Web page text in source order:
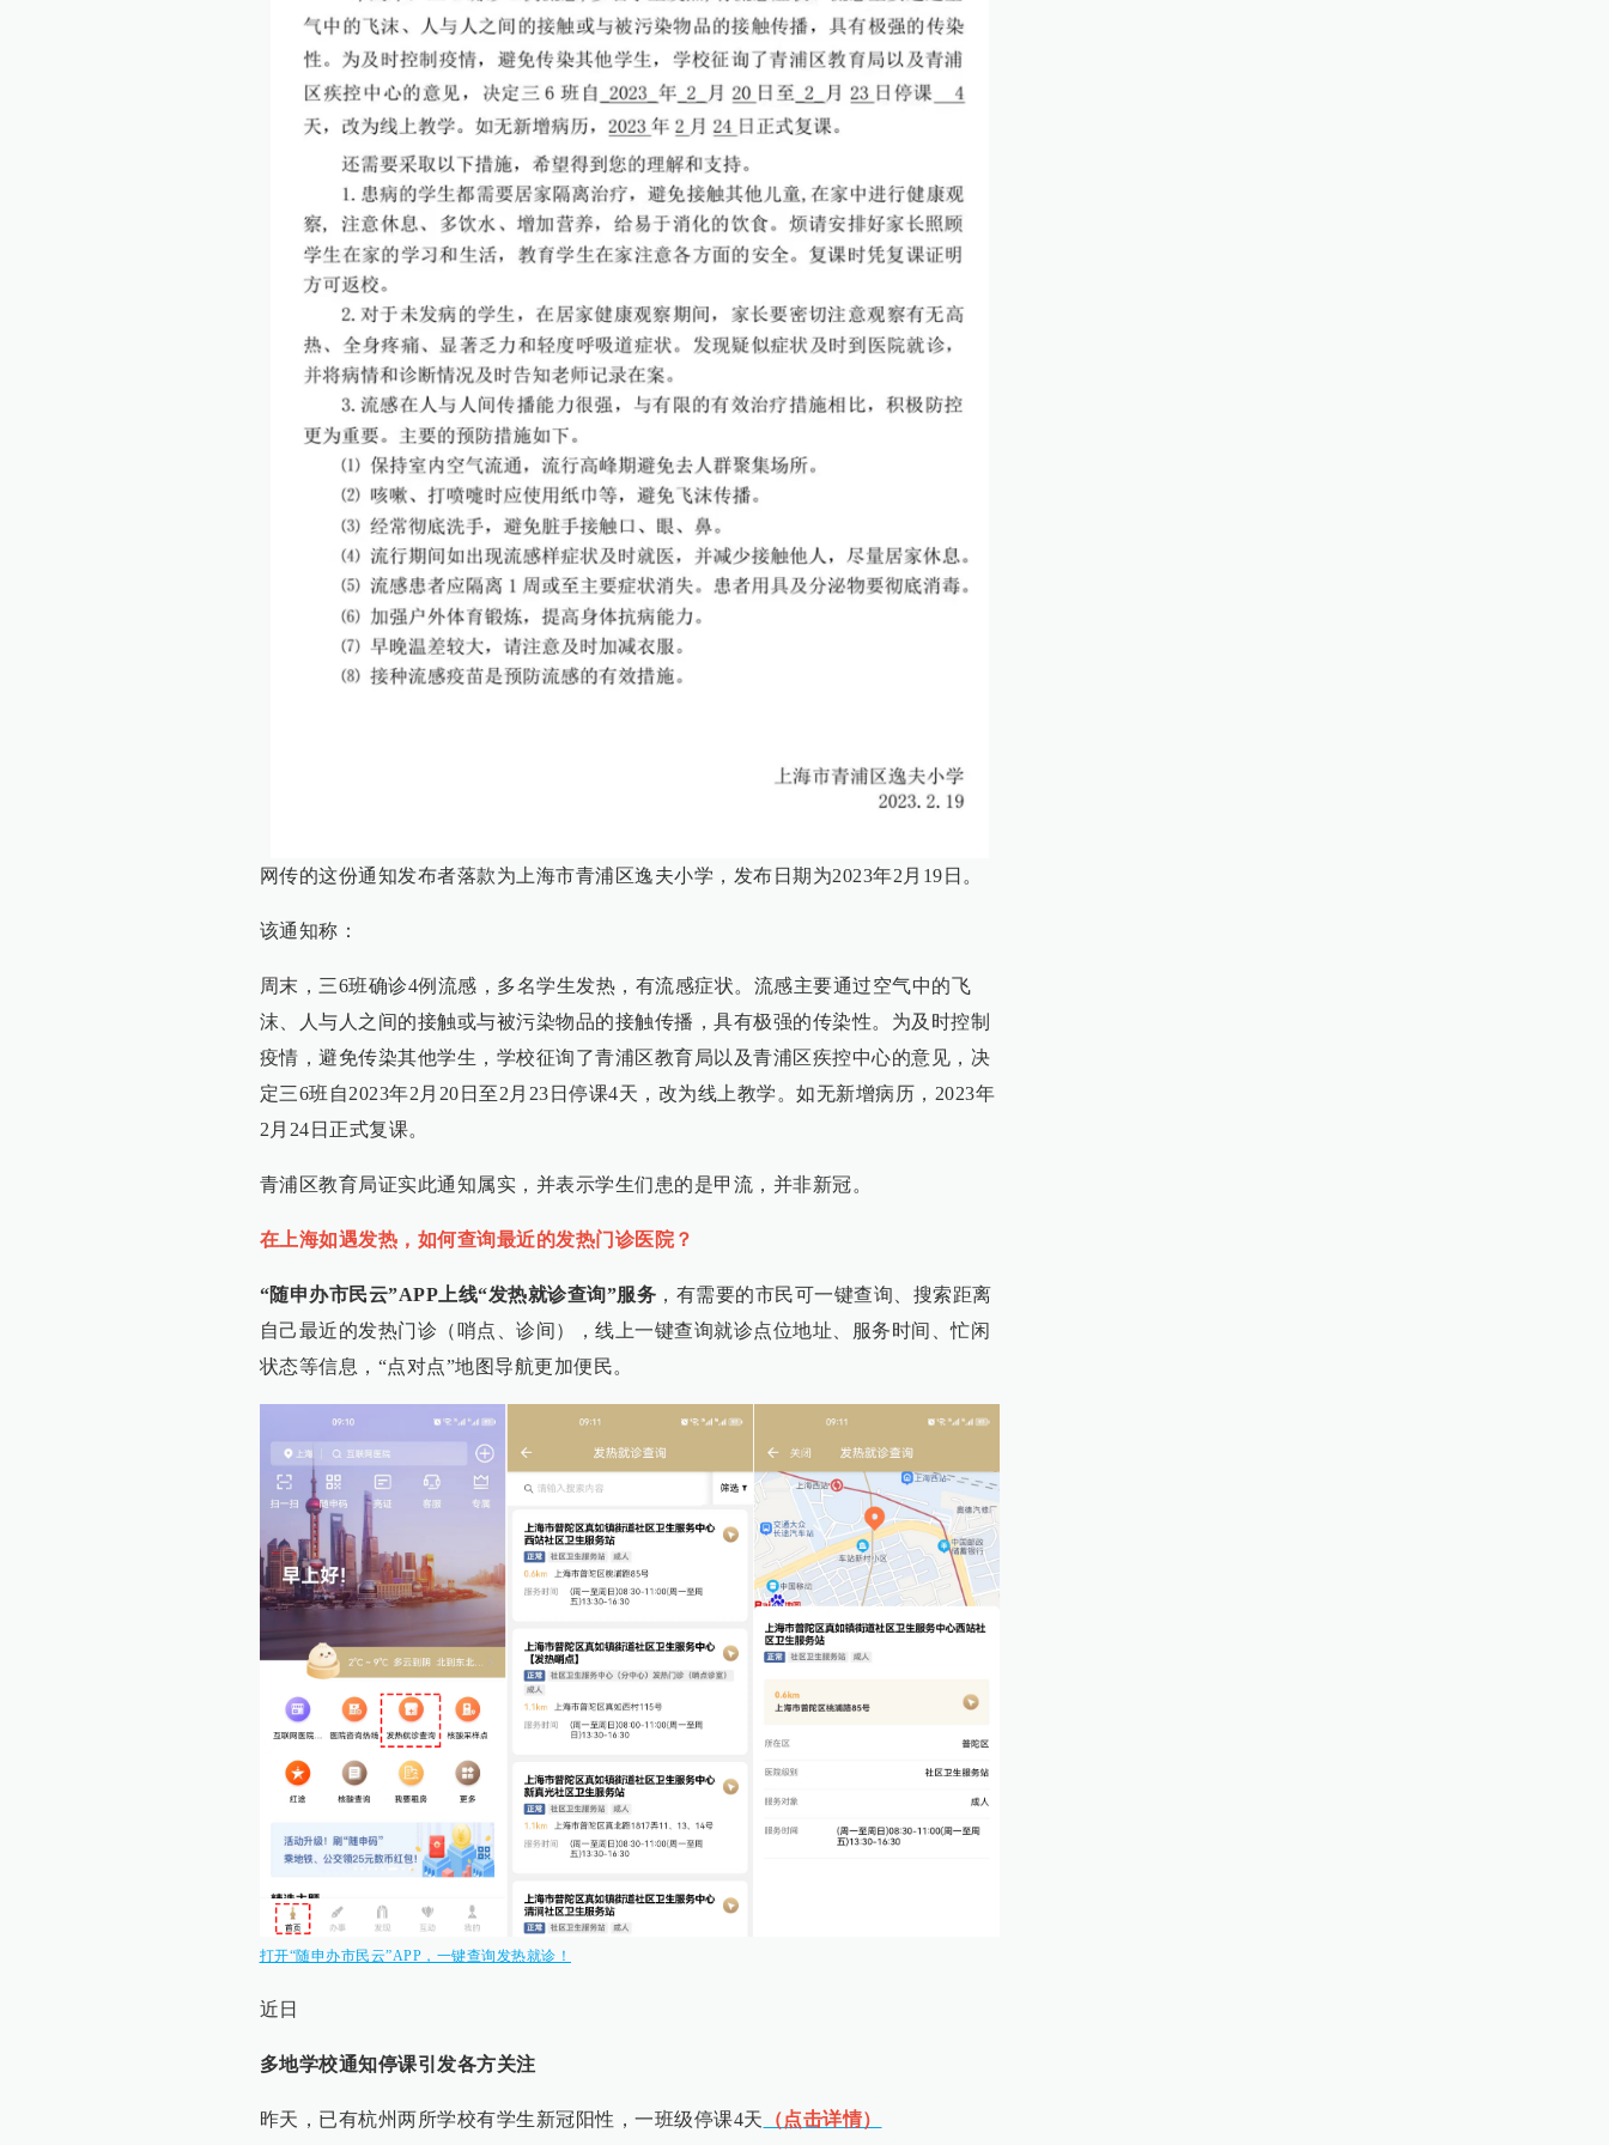
网传的这份通知发布者落款为上海市青浦区逸夫小学，发布日期为2023年2月19日。
该通知称：
周末，三6班确诊4例流感，多名学生发热，有流感症状。流感主要通过空气中的飞
沫、人与人之间的接触或与被污染物品的接触传播，具有极强的传染性。为及时控制
疫情，避免传染其他学生，学校征询了青浦区教育局以及青浦区疾控中心的意见，决
定三6班自2023年2月20日至2月23日停课4天，改为线上教学。如无新增病历，2023年
2月24日正式复课。
青浦区教育局证实此通知属实，并表示学生们患的是甲流，并非新冠。
在上海如遇发热，如何查询最近的发热门诊医院？
“随申办市民云”APP上线“发热就诊查询”服务 ，有需要的市民可一键查询、搜索距离
自己最近的发热门诊（哨点、诊间），线上一键查询就诊点位地址、服务时间、忙闲
状态等信息，“点对点”地图导航更加便民。
打开“随申办市民云”APP，一键查询发热就诊！
近日
多地学校通知停课引发各方关注
昨天，已有杭州两所学校有学生新冠阳性，一班级停课4天 （点击详情）